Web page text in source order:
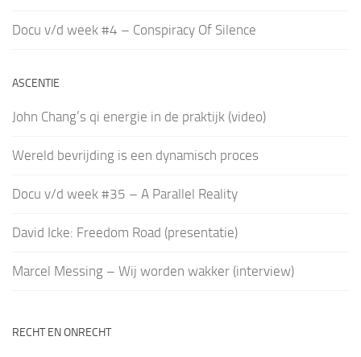
Docu v/d week #4 – Conspiracy Of Silence
ASCENTIE
John Chang’s qi energie in de praktijk (video)
Wereld bevrijding is een dynamisch proces
Docu v/d week #35 – A Parallel Reality
David Icke: Freedom Road (presentatie)
Marcel Messing – Wij worden wakker (interview)
RECHT EN ONRECHT